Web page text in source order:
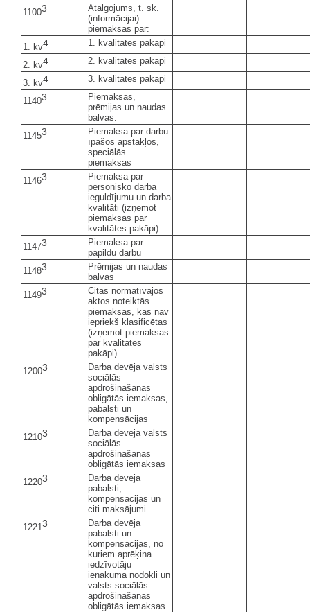
11003
Atalgojums, t. sk.
(informācijai)
piemaksas par:
1. kv4 1. kvalitātes pakāpi
2. kv4 2. kvalitātes pakāpi
3. kv4 3. kvalitātes pakāpi
11403
Piemaksas,
prēmijas un naudas
balvas:
11453
Piemaksa par darbu
īpašos apstākļos,
speciālās
piemaksas
11463
Piemaksa par
personisko darba
ieguldījumu un darba
kvalitāti (izņemot
piemaksas par
kvalitātes pakāpi)
11473
Piemaksa par
papildu darbu
11483
Prēmijas un naudas
balvas
11493
Citas normatīvajos
aktos noteiktās
piemaksas, kas nav
iepriekš klasificētas
(izņemot piemaksas
par kvalitātes
pakāpi)
12003
Darba devēja valsts
sociālās
apdrošināšanas
obligātās iemaksas,
pabalsti un
kompensācijas
12103
Darba devēja valsts
sociālās
apdrošināšanas
obligātās iemaksas
12203
Darba devēja
pabalsti,
kompensācijas un
citi maksājumi
12213
Darba devēja
pabalsti un
kompensācijas, no
kuriem aprēķina
iedzīvotāju
ienākuma nodokli un
valsts sociālās
apdrošināšanas
obligātās iemaksas